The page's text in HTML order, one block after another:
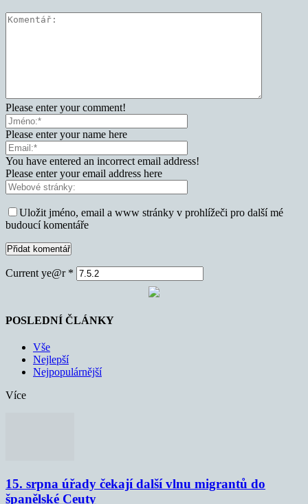
Please enter your comment!
Please enter your name here
You have entered an incorrect email address!
Please enter your email address here
Uložit jméno, email a www stránky v prohlížeči pro další mé
budoucí komentáře
Current ye@r *
POSLEDNÍ ČLÁNKY
Vše
Nejlepší
Nejpopulárnější
Více
15. srpna úřady čekají další vlnu migrantů do
španělské Ceuty